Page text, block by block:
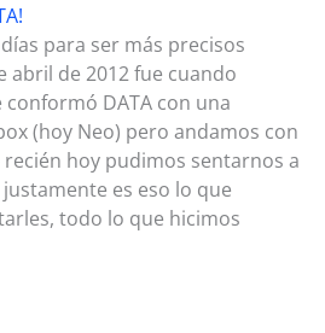
para ser más precisos
abril de 2012 fue cuando
DATA con una
(hoy Neo) pero andamos con
hoy pudimos sentarnos a
es eso lo que
todo lo que hicimos